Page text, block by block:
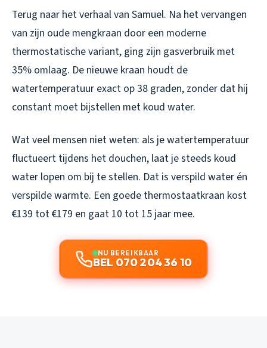
Terug naar het verhaal van Samuel. Na het vervangen
van zijn oude mengkraan door een moderne
thermostatische variant, ging zijn gasverbruik met
35% omlaag. De nieuwe kraan houdt de
watertemperatuur exact op 38 graden, zonder dat hij
constant moet bijstellen met koud water.
Wat veel mensen niet weten: als je watertemperatuur
fluctueert tijdens het douchen, laat je steeds koud
water lopen om bij te stellen. Dat is verspild water én
verspilde warmte. Een goede thermostaatkraan kost
€139 tot €179 en gaat 10 tot 15 jaar mee.
NU BEREIKBAAR
BEL 070 204 36 10